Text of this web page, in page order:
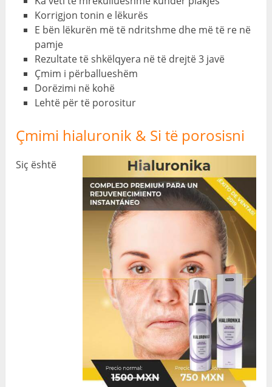
Korrigjon tonin e lëkurës
E bën lëkurën më të ndritshme dhe më të re në
pamje
Rezultate të shkëlqyera në të drejtë 3 javë
Çmim i përballueshëm
Dorëzimi në kohë
Lehtë për të porositur
Çmimi hialuronik & Si të porosisni
Siç është